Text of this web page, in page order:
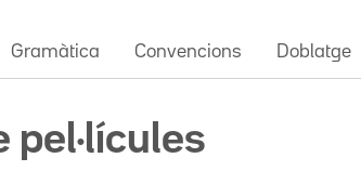
Gramàtica Convencions Doblatge
pel·lícules